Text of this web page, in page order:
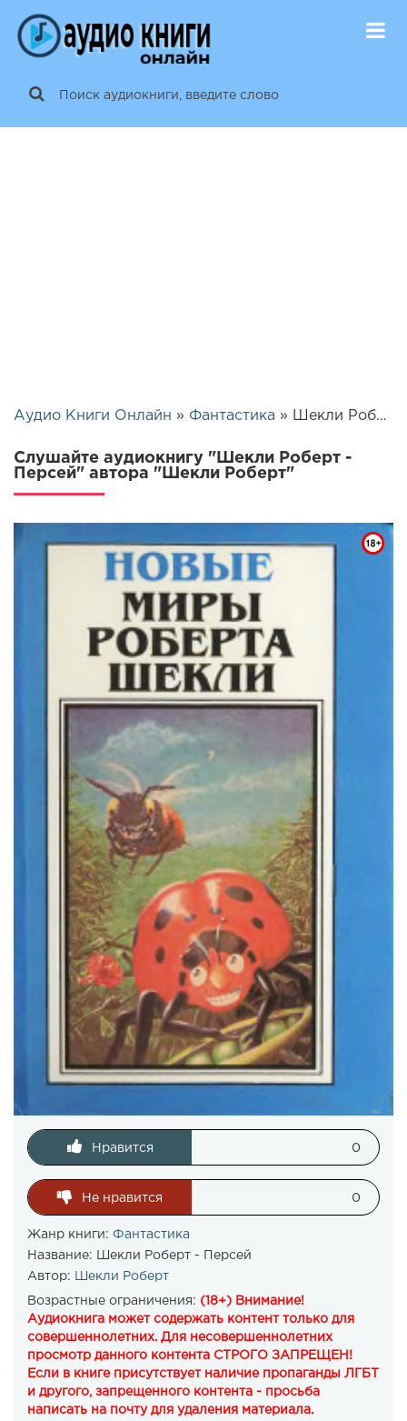
Аудио Книги Онлайн » Фантастика » Шекли Роберт - Персей | 7006
Слушайте аудиокнигу "Шекли Роберт -
Персей" автора "Шекли Роберт"
Нравится 0
Не нравится 0
Жанр книги: Фантастика
Название: Шекли Роберт - Персей
Автор:
Шекли Роберт
Возрастные ограничения: (18+) Внимание!
Аудиокнига может содержать контент только для
совершеннолетних. Для несовершеннолетних
просмотр данного контента СТРОГО ЗАПРЕЩЕН!
Если в книге присутствует наличие пропаганды ЛГБТ
и другого, запрещенного контента - просьба
написать на почту для удаления материала.